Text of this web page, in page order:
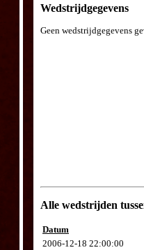
Wedstrijdgegevens
Geen wedstrijdgegevens
Alle wedstrijden
Datum
2006-12-18 22:00:00